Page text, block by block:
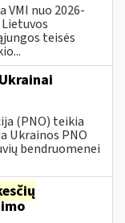
VMI nuo 2026-
teisės
(PNO) teikia
Ukrainos PNO
bendruomenei